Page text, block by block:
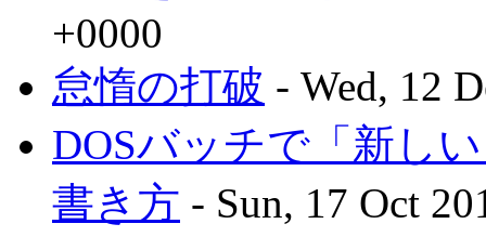
+0000
怠惰の打破 - Wed, 12
DOSバッチで「新し
書き方 - Sun, 17 Oct